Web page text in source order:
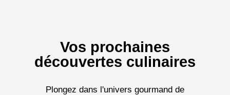
Vos prochaines
découvertes culinaires
Plongez dans l'univers gourmand de